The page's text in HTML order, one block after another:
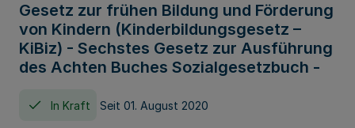
Gesetz zur frühen Bildung und Förderung
von Kindern (Kinderbildungsgesetz –
KiBiz) - Sechstes Gesetz zur Ausführung
des Achten Buches Sozialgesetzbuch -
In Kraft Seit 01. August 2020